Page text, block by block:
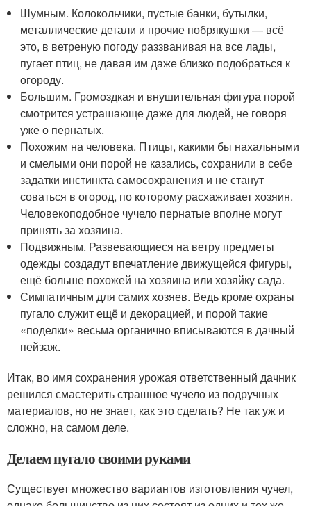
Шумным. Колокольчики, пустые банки, бутылки,
металлические детали и прочие побрякушки — всё
это, в ветреную погоду раззванивая на все лады,
пугает птиц, не давая им даже близко подобраться к
огороду.
Большим. Громоздкая и внушительная фигура порой
смотрится устрашающе даже для людей, не говоря
уже о пернатых.
Похожим на человека. Птицы, какими бы нахальными
и смелыми они порой не казались, сохранили в себе
задатки инстинкта самосохранения и не станут
соваться в огород, по которому расхаживает хозяин.
Человекоподобное чучело пернатые вполне могут
принять за хозяина.
Подвижным. Развевающиеся на ветру предметы
одежды создадут впечатление движущейся фигуры,
ещё больше похожей на хозяина или хозяйку сада.
Симпатичным для самих хозяев. Ведь кроме охраны
пугало служит ещё и декорацией, и порой такие
«поделки» весьма органично вписываются в дачный
пейзаж.
Итак, во имя сохранения урожая ответственный дачник
решился смастерить страшное чучело из подручных
материалов, но не знает, как это сделать? Не так уж и
сложно, на самом деле.
Делаем пугало своими руками
Существует множество вариантов изготовления чучел,